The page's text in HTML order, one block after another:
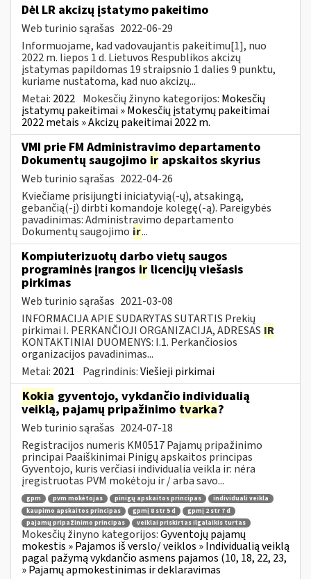
Dėl LR akcizų įstatymo pakeitimo
Web turinio sąrašas 2022-06-29
Informuojame, kad vadovaujantis pakeitimu[1], nuo
2022 m. liepos 1 d. Lietuvos Respublikos akcizų
įstatymas papildomas 19 straipsnio 1 dalies 9 punktu,
kuriame nustatoma, kad nuo akcizų...
Metai: 2022 Mokesčių žinyno kategorijos: Mokesčių
įstatymų pakeitimai » Mokesčių įstatymų pakeitimai
2022 metais » Akcizų pakeitimai 2022 m.
VMI prie FM Administravimo departamento
Dokumentų saugojimo ir apskaitos skyrius
Web turinio sąrašas 2022-04-26
Kviečiame prisijungti iniciatyvią(-ų), atsakingą,
gebančią(-į) dirbti komandoje kolegę(-ą). Pareigybės
pavadinimas: Administravimo departamento
Dokumentų saugojimo ir...
Kompiuterizuotų darbo vietų saugos
programinės įrangos ir licencijų viešasis
pirkimas
Web turinio sąrašas 2021-03-08
INFORMACIJA APIE SUDARYTAS SUTARTIS Prekių
pirkimai I. PERKANČIOJI ORGANIZACIJA, ADRESAS IR
KONTAKTINIAI DUOMENYS: I.1. Perkančiosios
organizacijos pavadinimas...
Metai: 2021 Pagrindinis:Viešieji pirkimai
Kokia gyventojo, vykdančio individualią
veiklą, pajamų pripažinimo tvarka?
Web turinio sąrašas 2024-07-18
Registracijos numeris KM0517 Pajamų pripažinimo
principai Paaiškinimai Pinigų apskaitos principas
Gyventojo, kuris verčiasi individualia veikla ir: nėra
įregistruotas PVM mokėtoju ir / arba savo...
gpm pvm mokėtojas pinigų apskaitos principas
individuali veikla
kaupimo apskaitos principas
gpmį 8 str 5 d
gpmį 2 str 7 d
pajamų pripažinimo principas
veiklai priskirtas ilgalaikis turtas
Mokesčių žinyno kategorijos:Gyventojų pajamų
mokestis » Pajamos iš verslo/ veiklos » Individualią veiklą
pagal pažymą vykdančio asmens pajamos (10, 18, 22, 23,
» Pajamų apmokestinimas ir deklaravimas